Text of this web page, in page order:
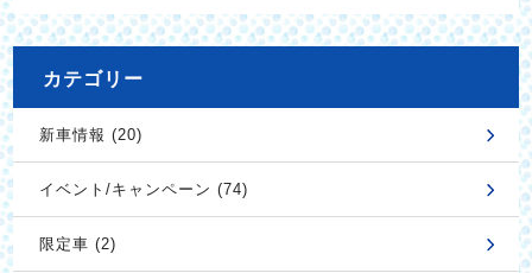
カテゴリー
新車情報 (20)
イベント/キャンペーン (74)
限定車 (2)